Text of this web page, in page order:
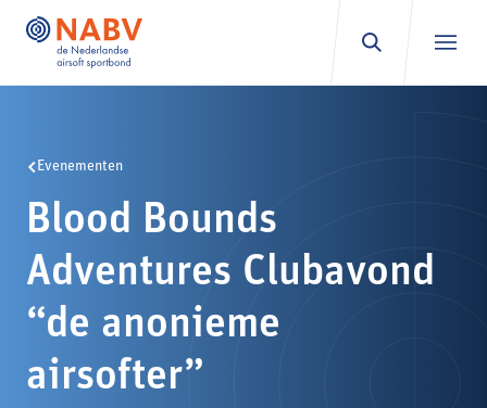
Evenementen
Blood Bounds
Adventures Clubavond
“de anonieme
airsofter”